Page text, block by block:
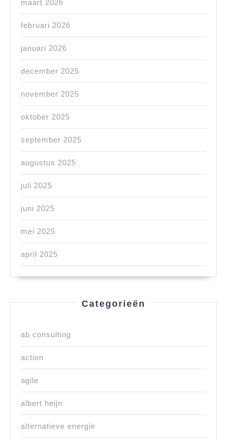
maart 2026
februari 2026
januari 2026
december 2025
november 2025
oktober 2025
september 2025
augustus 2025
juli 2025
juni 2025
mei 2025
april 2025
Categorieën
ab consulting
action
agile
albert heijn
alternatieve energie